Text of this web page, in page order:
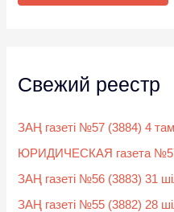
Свежий реестр
ЗАҢ газеті №57 (3884) 4
ЮРИДИЧЕСКАЯ газета №57
ЗАҢ газеті №56 (3883) 31
ЗАҢ газеті №55 (3882) 28